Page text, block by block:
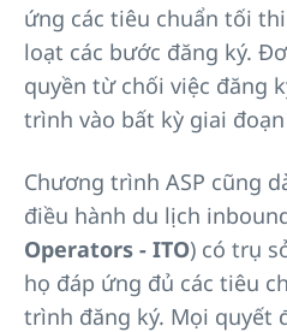
ứng các tiêu chuẩn tối
loạt các bước đăng ký.
quyền từ chối việc đăng
trình vào bất kỳ giai
Chương trình ASP cũng
điều hành du lịch
Operators - ITO) có trụ
họ đáp ứng đủ các tiêu
trình đăng ký. Mọi quyết